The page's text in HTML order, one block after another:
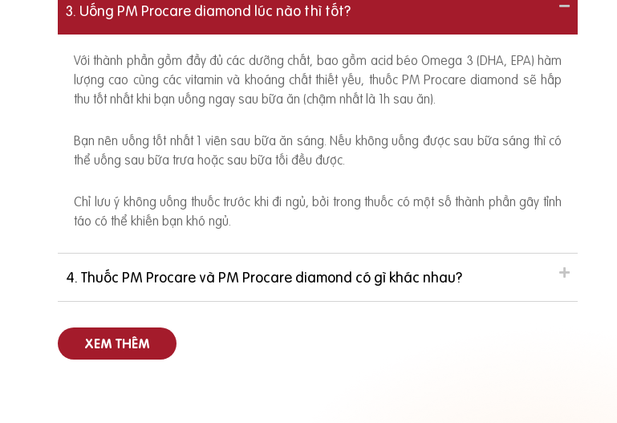
3. Uống PM Procare diamond lúc nào thì tốt?
Với thành phần gồm đầy đủ các dưỡng chất, bao gồm acid béo Omega 3 (DHA, EPA) hàm
lượng cao cùng các vitamin và khoáng chất thiết yếu, thuốc PM Procare diamond sẽ hấp
thu tốt nhất khi bạn uống ngay sau bữa ăn (chậm nhất là 1h sau ăn).
Bạn nên uống tốt nhất 1 viên sau bữa ăn sáng. Nếu không uống được sau bữa sáng thì có
thể uống sau bữa trưa hoặc sau bữa tối đều được.
Chỉ lưu ý không uống thuốc trước khi đi ngủ, bởi trong thuốc có một số thành phần gây tỉnh
táo có thể khiến bạn khó ngủ.
4. Thuốc PM Procare và PM Procare diamond có gì khác nhau?
XEM THÊM